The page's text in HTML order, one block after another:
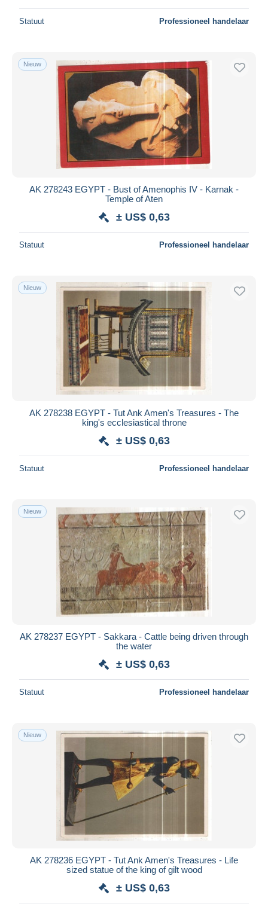
Statuut Professioneel handelaar
Nieuw
AK 278243 EGYPT - Bust of Amenophis IV - Karnak -
Temple of Aten
± US$ 0,63
Statuut Professioneel handelaar
Nieuw
AK 278238 EGYPT - Tut Ank Amen's Treasures - The
king's ecclesiastical throne
± US$ 0,63
Statuut Professioneel handelaar
Nieuw
AK 278237 EGYPT - Sakkara - Cattle being driven through
the water
± US$ 0,63
Statuut Professioneel handelaar
Nieuw
AK 278236 EGYPT - Tut Ank Amen's Treasures - Life
sized statue of the king of gilt wood
± US$ 0,63